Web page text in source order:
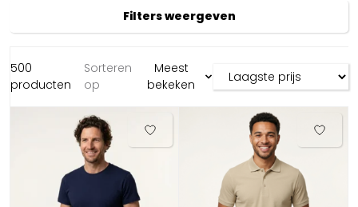
Filters weergeven
500
producten
Sorteren
op
Meest
bekeken